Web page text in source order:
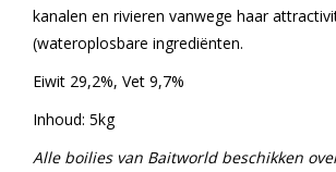
kanalen en rivieren vanwege haar
(wateroplosbare ingrediënten.
Eiwit 29,2%, Vet 9,7%
Inhoud: 5kg
Alle boilies van Baitworld beschikken